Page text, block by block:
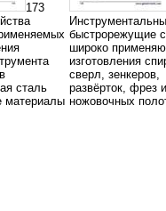
173
сталь
материалы
быстрорежущие
широко
изготовления
сверл, зенкеров,
развёрток, фрез и
ножовочных